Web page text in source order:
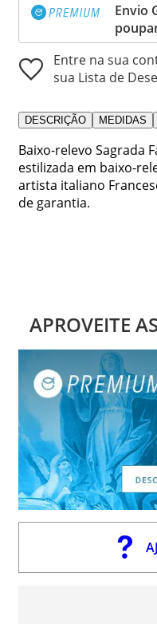
Envio
Entre na sua
sua Lista de
DESCRIÇÃO MEDIDAS
Baixo-relevo Sagrada
estilizada em baixo-
artista italiano
de garantia.
APROVEITE